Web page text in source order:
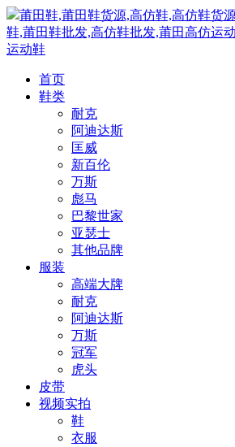
莆田鞋,莆田鞋货源,高仿鞋,高仿鞋货
鞋,莆田鞋批发,高仿鞋批发,莆田高仿运
运动鞋
首页
鞋类
耐克
阿迪达斯
匡威
新百伦
万斯
彪马
巴黎世家
亚瑟士
其他品牌
服装
高端大牌
耐克
阿迪达斯
万斯
冠军
虎头
皮带
视频实拍
鞋
衣服